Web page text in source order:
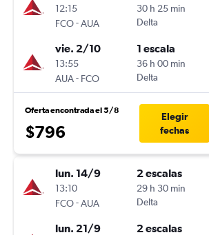
12:15
FCO-AUA
30 h 25 min
Delta
vie. 2/10
13:55
AUA- FCO
1 escala
36 h 00 min
Delta
Oferta encontrada el 5/8
$796
Elegir
fechas
lun. 14/9
13:10
FCO-AUA
2 escalas
29 h 30 min
Delta
lun. 21/9 2 escalas